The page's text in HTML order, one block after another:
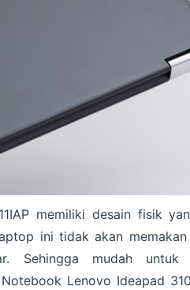
memiliki desain fisik
ini tidak akan
Sehingga mudah untuk
Lenovo Ideapad